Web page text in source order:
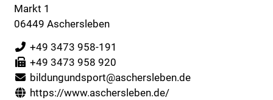
Markt 1
06449 Aschersleben
+49 3473 958-191
+49 3473 958 920
bildungundsport@aschersleben.de
https://www.aschersleben.de/